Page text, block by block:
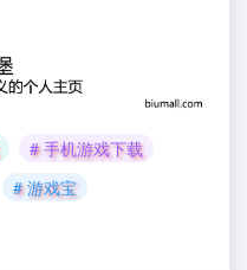
# 手机游戏下载
# 游戏宝